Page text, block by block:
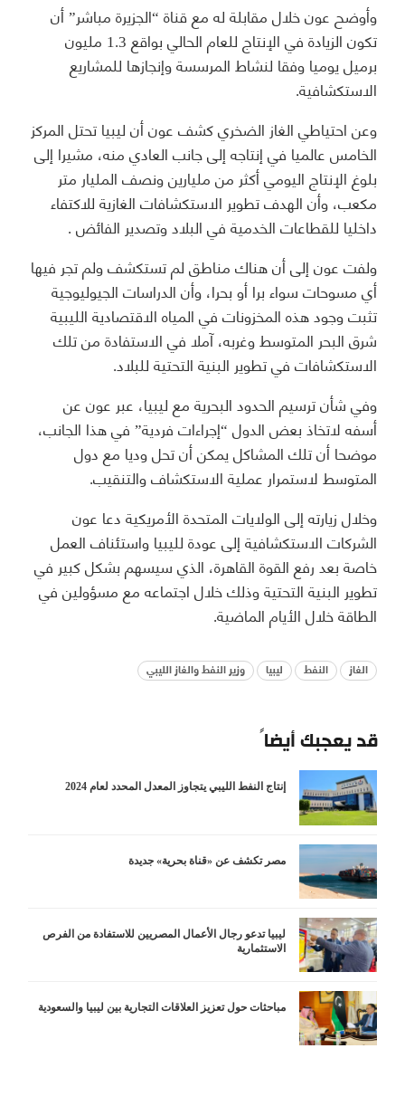
وأوضح عون خلال مقابلة له مع قناة “الجزيرة مباشر” أن
تكون الزيادة في الإنتاج للعام الحالي بواقع 1.3 مليون
برميل يوميا وفقا لنشاط المرسسة وإنجازها للمشاريع
الاستكشافية.
وعن احتياطي الغاز الضخري كشف عون أن ليبيا تحتل المركز
الخامس عالميا في إنتاجه إلى جانب العادي منه، مشيرا إلى
بلوغ الإنتاج اليومي أكثر من مليارين ونصف المليار متر
مكعب، وأن الهدف تطوير الاستكشافات الغازية للاكتفاء
داخليا للقطاعات الخدمية في البلاد وتصدير الفائض .
ولفت عون إلى أن هناك مناطق لم تستكشف ولم تجر فيها
أي مسوحات سواء برا أو بحرا، وأن الدراسات الجيوليوجية
تثبت وجود هذه المخزونات في المياه الاقتصادية الليبية
شرق البحر المتوسط وغربه، آملا في الاستفادة من تلك
الاستكشافات في تطوير البنية التحتية للبلاد.
وفي شأن ترسيم الحدود البحرية مع ليبيا، عبر عون عن
أسفه لاتخاذ بعض الدول “إجراءات فردية” في هذا الجانب،
موضحا أن تلك المشاكل يمكن أن تحل وديا مع دول
المتوسط لاستمرار عملية الاستكشاف والتنقيب.
وخلال زيارته إلى الولايات المتحدة الأمريكية دعا عون
الشركات الاستكشافية إلى عودة لليبيا واستئناف العمل
خاصة بعد رفع القوة القاهرة، الذي سيسهم بشكل كبير في
تطوير البنية التحتية وذلك خلال اجتماعه مع مسؤولين في
الطاقة خلال الأيام الماضية.
الغاز النفط ليبيا وزير النفط والغاز الليبي
قد يعجبك أيضاً
إنتاج النفط الليبي يتجاوز المعدل المحدد لعام 2024
مصر تكشف عن «قناة بحرية» جديدة
ليبيا تدعو رجال الأعمال المصريين للاستفادة من الفرص
الاستثمارية
مباحثات حول تعزيز العلاقات التجارية بين ليبيا والسعودية